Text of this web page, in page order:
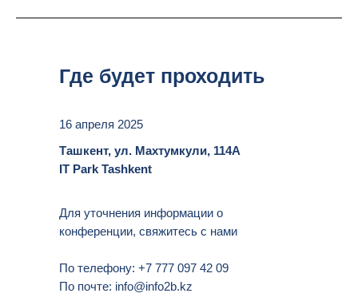
Ташкент, ул. Махтумкули, 114А
IT Park Tashkent
16 апреля 2025
Для уточнения информации о
конференции, свяжитесь с нами
По телефону: +7 777 097 42 09
По почте: info@info2b.kz
Где будет проходить